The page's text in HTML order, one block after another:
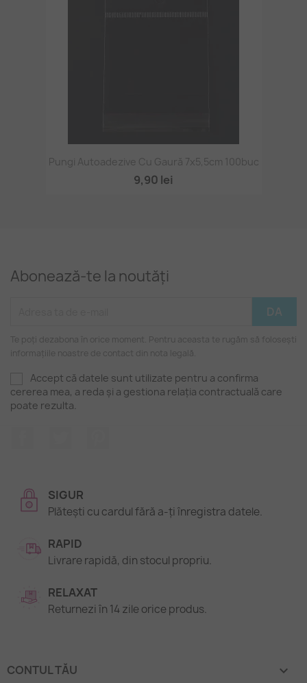
Pungi Autoadezive Cu Gaură 7x5,5cm 100buc
9,90 lei
Abonează-te la noutăți
Te poți dezabona în orice moment. Pentru aceasta te rugăm să folosești
informațiile noastre de contact din nota legală.
Accept că datele sunt utilizate pentru a confirma
cererea mea, a reda și a gestiona relația contractuală care
poate rezulta.
SIGUR
Plătești cu cardul fără a-ți înregistra datele.
RAPID
Livrare rapidă, din stocul propriu.
RELAXAT
Returnezi în 14 zile orice produs.
CONTUL TĂU 